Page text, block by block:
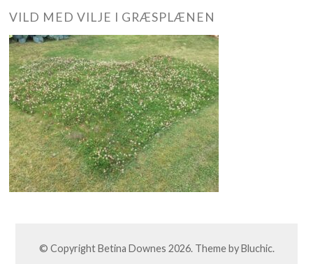
VILD MED VILJE I GRÆSPLÆNEN
© CopyrightBetina Downes 2026. Theme byBluchic.